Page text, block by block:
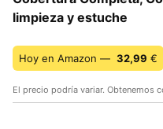
limpieza y estuche
Hoy en Amazon — 32,99 €
El precio podría variar. Obtenemos